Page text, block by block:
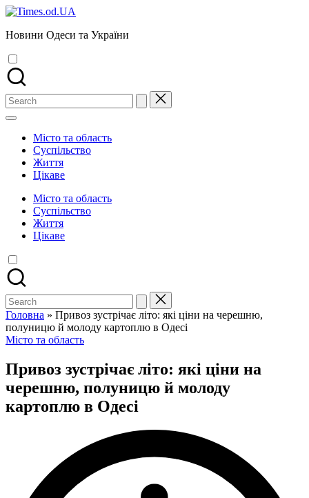
Skip
content
Новини Одеси та України
Search
for:
Місто та область
Суспільство
Життя
Цікаве
Місто та область
Суспільство
Життя
Цікаве
Search
for:
Головна » Привоз зустрічає літо: які ціни на черешню,
полуницю й молоду картоплю в Одесі
Posted
Місто та область
Привоз зустрічає літо: які ціни на
черешню, полуницю й молоду
картоплю в Одесі